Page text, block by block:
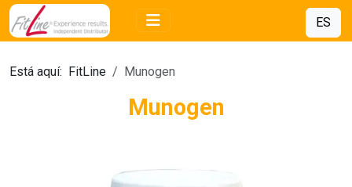
ES
Está aquí: FitLine Munogen
Munogen